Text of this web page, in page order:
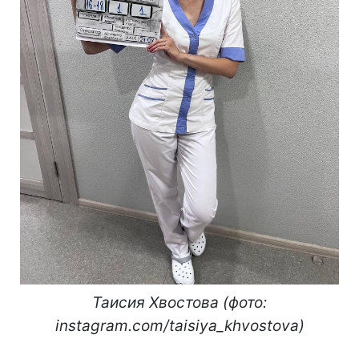
Таисия Хвостова (фото:
instagram.com/taisiya_khvostova)